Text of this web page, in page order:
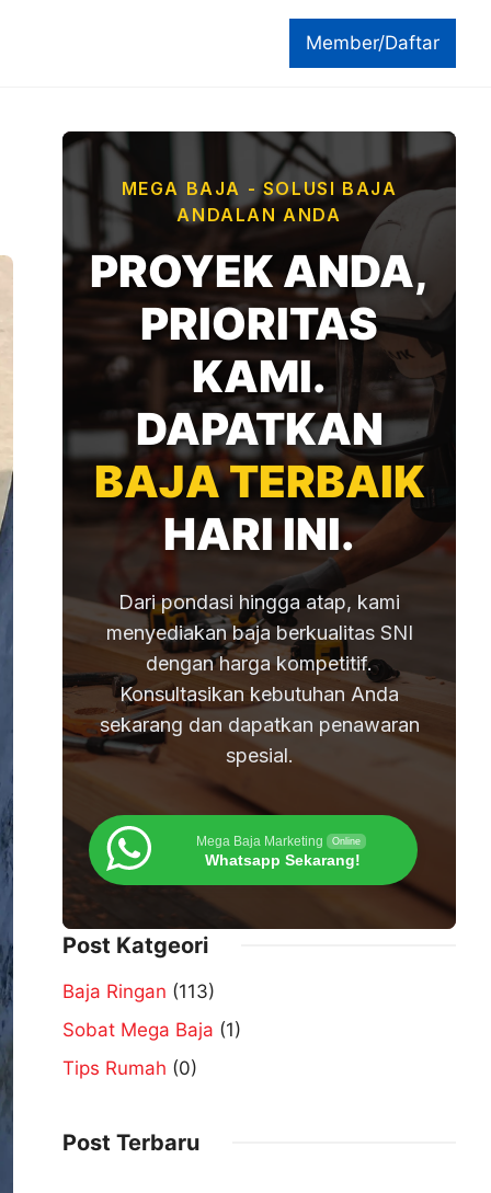
Member/Daftar
MEGA BAJA - SOLUSI BAJA
ANDALAN ANDA
PROYEK ANDA,
PRIORITAS
KAMI.
DAPATKAN
BAJA TERBAIK
HARI INI.
Dari pondasi hingga atap, kami
menyediakan baja berkualitas SNI
dengan harga kompetitif.
Konsultasikan kebutuhan Anda
sekarang dan dapatkan penawaran
spesial.
Mega Baja Marketing Online
Whatsapp Sekarang!
Post Katgeori
Baja Ringan (113)
Sobat Mega Baja (1)
Tips Rumah (0)
Post Terbaru